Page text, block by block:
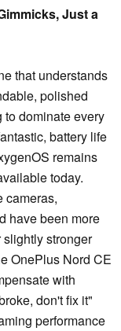
Just a
that understands
polished
to dominate every
battery life
remains
today.
cameras,
have been more
stronger
OnePlus Nord CE
with
don't fix it"
performance